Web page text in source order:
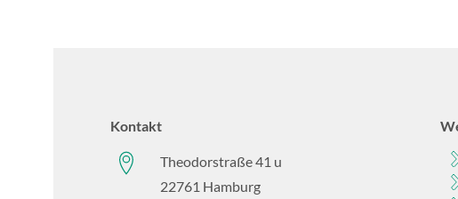
Kontakt
Theodorstraße 41 u
22761 Hamburg